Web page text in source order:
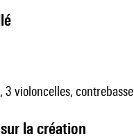
3 violoncelles, contrebasse
la création